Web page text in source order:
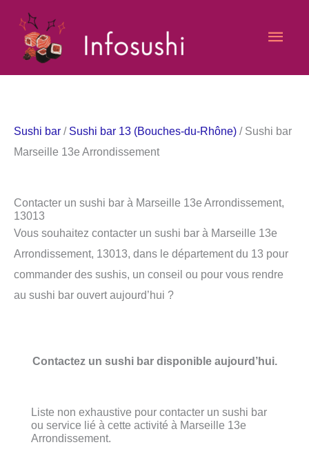
contenu
Sushi bar / Sushi bar 13 (Bouches-du-Rhône) / Sushi bar
Marseille 13e Arrondissement
Contacter un sushi bar à Marseille 13e Arrondissement,
13013
Vous souhaitez contacter un sushi bar à Marseille 13e
Arrondissement, 13013, dans le département du 13 pour
commander des sushis, un conseil ou pour vous rendre
au sushi bar ouvert aujourd’hui ?
Contactez un sushi bar disponible aujourd’hui.
Liste non exhaustive pour contacter un sushi bar
ou service lié à cette activité à Marseille 13e
Arrondissement.